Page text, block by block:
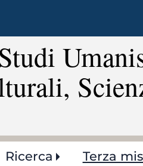
contenuto
principale
Ricerca Terza